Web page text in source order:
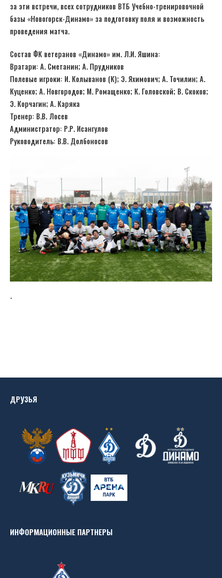
за эти встречи, всех сотрудников ВТБ Учебно-тренировочной
базы «Новогорск-Динамо» за подготовку поля и возможность
проведения матча.
Состав ФК ветеранов «Динамо» им. Л.И. Яшина:
Вратари: А. Сметанин; А. Прудников
Полевые игроки: И. Колыванов (К); Э. Яхимович; А. Точилин; А.
Куценко; А. Новгородов; М. Ромащенко; К. Головской; В. Скоков;
Э. Корчагин; А. Каряка
Тренер: В.В. Лосев
Администратор: Р.Р. Исангулов
Руководитель: В.В. Долбоносов
-
ДРУЗЬЯ
ИНФОРМАЦИОННЫЕ ПАРТНЕРЫ